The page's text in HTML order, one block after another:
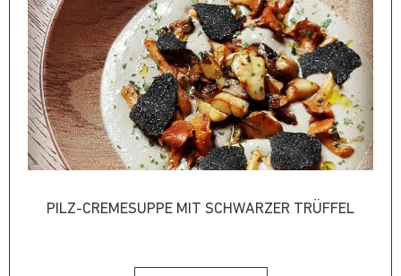
PILZ-CREMESUPPE MIT SCHWARZER TRÜFFEL